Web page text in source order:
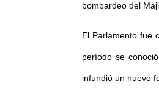
bombardeo del
El Parlamento fue
período se
infundió un nuevo